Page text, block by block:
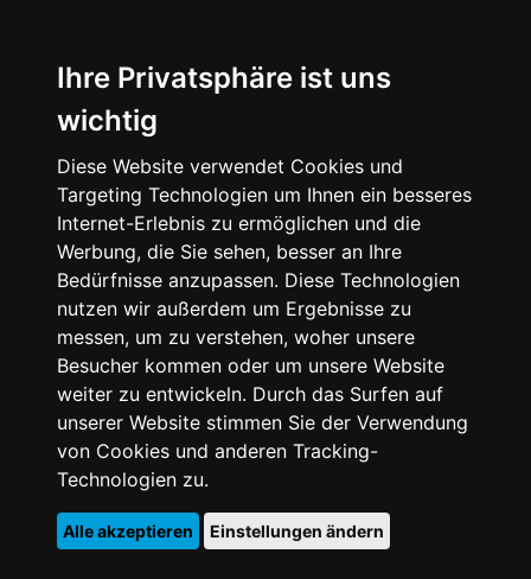
Ihre Privatsphäre ist uns
wichtig
Diese Website verwendet Cookies und
Targeting Technologien um Ihnen ein besseres
Internet-Erlebnis zu ermöglichen und die
Werbung, die Sie sehen, besser an Ihre
Bedürfnisse anzupassen. Diese Technologien
nutzen wir außerdem um Ergebnisse zu
messen, um zu verstehen, woher unsere
Besucher kommen oder um unsere Website
weiter zu entwickeln. Durch das Surfen auf
unserer Website stimmen Sie der Verwendung
von Cookies und anderen Tracking-
Technologien zu.
Alle akzeptieren Einstellungen ändern